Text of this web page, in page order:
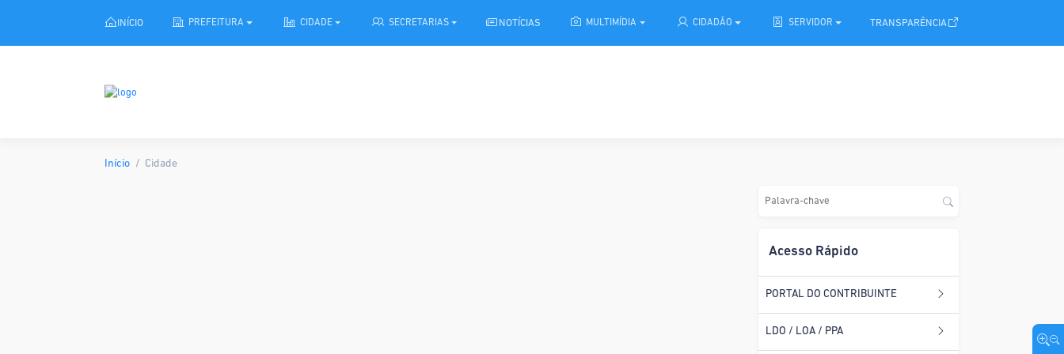
INÍCIO PREFEITURA CIDADE SECRETARIAS NOTÍCIAS MULTIMÍDIA CIDADÃO SERVIDOR TRANSPARÊNCIA
Início Cidade
Acesso Rápido
PORTAL DO CONTRIBUINTE
LDO / LOA / PPA